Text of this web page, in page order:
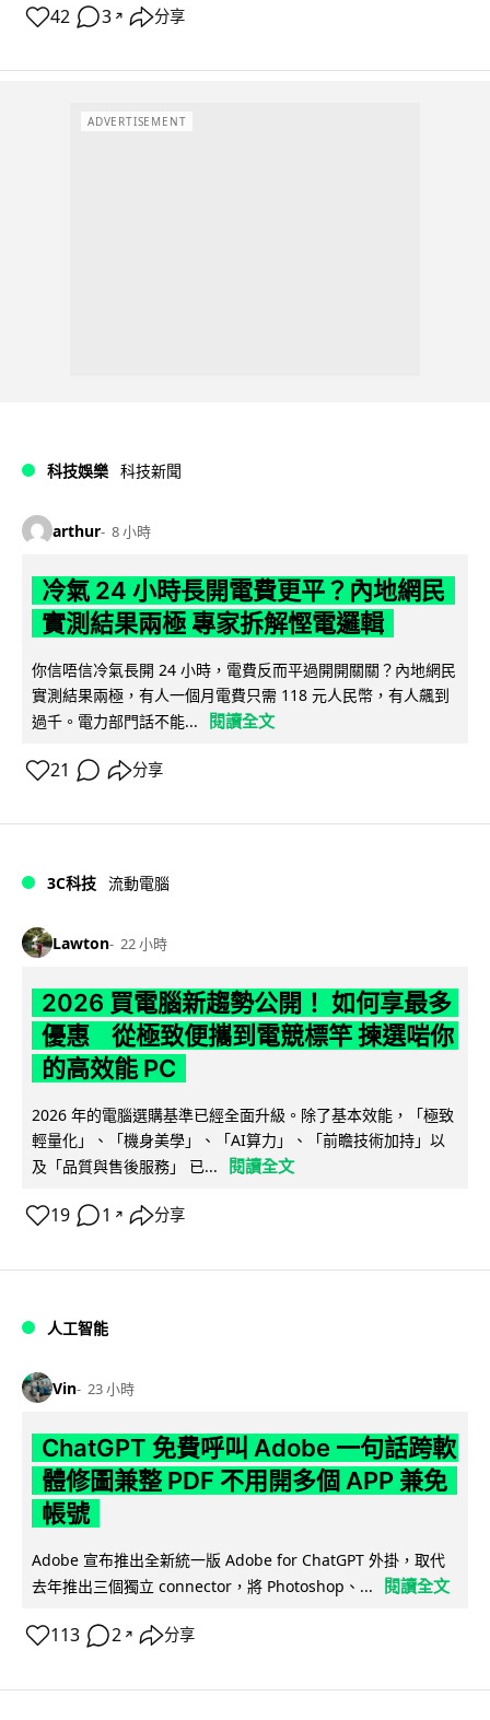
42 3 ↗ 分享
ADVERTISEMENT
科技娛樂 科技新聞
arthur 8 小時
冷氣 24 小時長開電費更平？內地網民
實測結果兩極 專家拆解慳電邏輯
你信唔信冷氣長開 24 小時，電費反而平過開開關關？內地網民
實測結果兩極，有人一個月電費只需 118 元人民幣，有人飆到
過千。電力部門話不能...
閱讀全文
21 分享
3C科技 流動電腦
Lawton 22 小時
2026 買電腦新趨勢公開！ 如何享最多
優惠 從極致便攜到電競標竿 揀選啱你
的高效能 PC
2026 年的電腦選購基準已經全面升級。除了基本效能，「極致
輕量化」、「機身美學」、「AI算力」、「前瞻技術加持」以
及「品質與售後服務」 已...
閱讀全文
19 1 ↗ 分享
人工智能
Vin 23 小時
ChatGPT 免費呼叫 Adobe 一句話跨軟
體修圖兼整 PDF 不用開多個 APP 兼免
帳號
Adobe 宣布推出全新統一版 Adobe for ChatGPT 外掛，取代
去年推出三個獨立 connector，將 Photoshop、...
閱讀全文
113 2 ↗ 分享